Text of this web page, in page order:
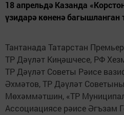
18 апрельдә Казанда
үзидарә көненә багышланган
Тантанада Татарстан
ТР Дәүләт Киңәшчесе, РФ
ТР Дәүләт Советы Рәисе
Әхмәтов, ТР Дәүләт
Мөхәммәтшин, «ТР
Ассоциациясе рәисе Әгъзам